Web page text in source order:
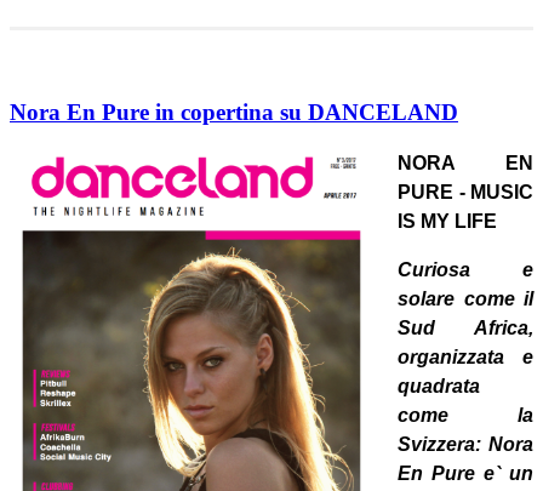
Nora En Pure in copertina su DANCELAND
NORA EN
PURE - MUSIC
IS MY LIFE
Curiosa e
solare come il
Sud Africa,
organizzata e
quadrata
come la
Svizzera: Nora
En Pure e` un